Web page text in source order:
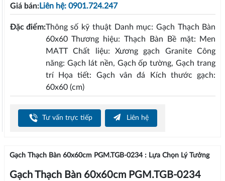
Giá bán:Liên hệ: 0901.724.247
Đặc điểm:Thông số kỹ thuật Danh mục: Gạch Thạch Bàn
60x60 Thương hiệu: Thạch Bàn Bề mặt: Men
MATT Chất liệu: Xương gạch Granite Công
năng: Gạch lát nền, Gạch ốp tường, Gạch trang
trí Họa tiết: Gạch vân đá Kích thước gạch:
60x60 (cm)
Tư vấn trực tiếp Liên hệ
Gạch Thạch Bàn 60x60cm PGM.TGB-0234 : Lựa Chọn Lý Tưởng
Gạch Thạch Bàn 60x60cm PGM.TGB-0234